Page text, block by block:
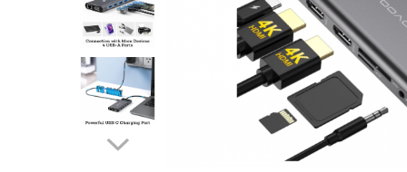
Curatenie si intretinere
Decoratiuni
Hobby-uri creative
Iluminat & Electrice
Kit-uri automatizari porti si usi